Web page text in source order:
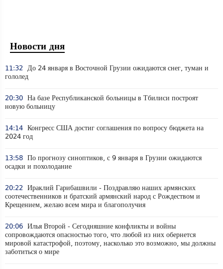
Новости дня
11:32 До 24 января в Восточной Грузии ожидаются снег, туман и
гололед
20:30 На базе Республиканской больницы в Тбилиси построят
новую больницу
14:14 Конгресс США достиг соглашения по вопросу бюджета на
2024 год
13:58 По прогнозу синоптиков, с 9 января в Грузии ожидаются
осадки и похолодание
20:22 Ираклий Гарибашвили - Поздравляю наших армянских
соотечественников и братский армянский народ с Рождеством и
Крещением, желаю всем мира и благополучия
20:06 Илья Второй - Сегодняшние конфликты и войны
сопровождаются опасностью того, что любой из них обернется
мировой катастрофой, поэтому, насколько это возможно, мы должны
заботиться о мире